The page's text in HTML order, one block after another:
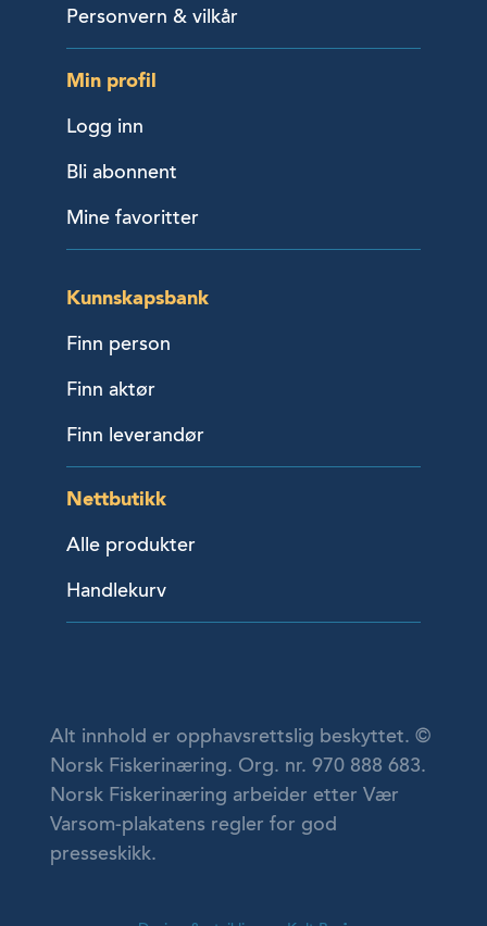
Personvern & vilkår
Min profil
Logg inn
Bli abonnent
Mine favoritter
Kunnskapsbank
Finn person
Finn aktør
Finn leverandør
Nettbutikk
Alle produkter
Handlekurv
Alt innhold er opphavsrettslig beskyttet. ©
Norsk Fiskerinæring. Org. nr. 970 888 683.
Norsk Fiskerinæring arbeider etter Vær
Varsom-plakatens regler for god
presseskikk.